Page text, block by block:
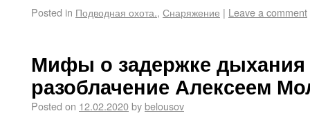
Posted in Подводная охота., Снаряжение | Leave a comment
Мифы о задержке дыхания
разоблачение Алексеем
Posted on 12.02.2020bybelousov